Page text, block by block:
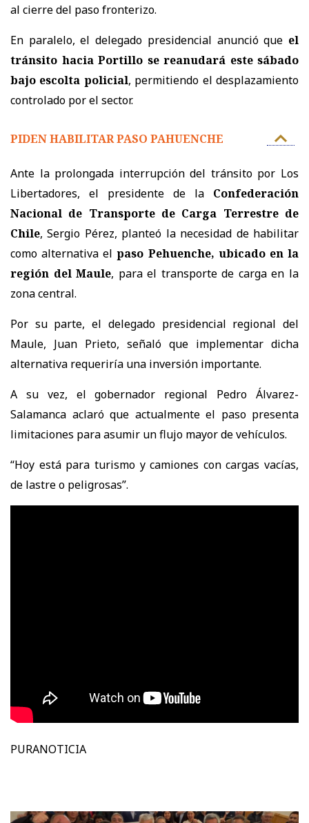
al cierre del paso fronterizo.
En paralelo, el delegado presidencial anunció que el
tránsito hacia Portillo se reanudará este sábado
bajo escolta policial, permitiendo el desplazamiento
controlado por el sector.
PIDEN HABILITAR PASO PAHUENCHE
Ante la prolongada interrupción del tránsito por Los
Libertadores, el presidente de la Confederación
Nacional de Transporte de Carga Terrestre de
Chile, Sergio Pérez, planteó la necesidad de habilitar
como alternativa elpaso Pehuenche, ubicado en la
región del Maule, para el transporte de carga en la
zona central.
Por su parte, el delegado presidencial regional del
Maule, Juan Prieto, señaló que implementar dicha
alternativa requeriría una inversión importante.
A su vez, el gobernador regional Pedro Álvarez-
Salamanca aclaró que actualmente el paso presenta
limitaciones para asumir un flujo mayor de vehículos.
“Hoy está para turismo y camiones con cargas vacías,
de lastre o peligrosas”.
PURANOTICIA